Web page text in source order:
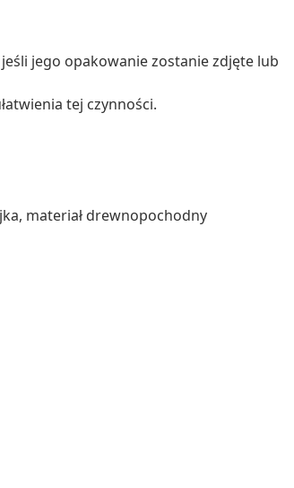
jego opakowanie zostanie zdjęte lub
tej czynności.
materiał drewnopochodny